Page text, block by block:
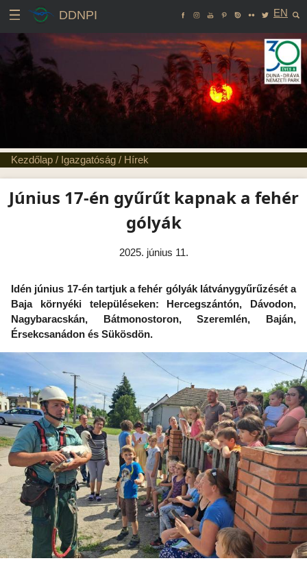
DDNPI EN
Kezdőlap / Igazgatóság / Hírek
Június 17-én gyűrűt kapnak a fehér
gólyák
2025. június 11.
Idén június 17-én tartjuk a fehér gólyák látványgyűrűzését a
Baja környéki településeken: Hercegszántón, Dávodon,
Nagybaracskán, Bátmonostoron, Szeremlén, Baján,
Érsekcsanádon és Sükösdön.